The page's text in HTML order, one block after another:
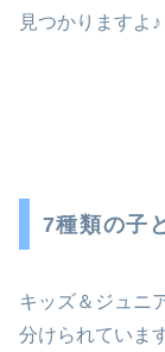
見つかりますよ♪
7種類の子
キッズ＆ジュニ
分けられていま